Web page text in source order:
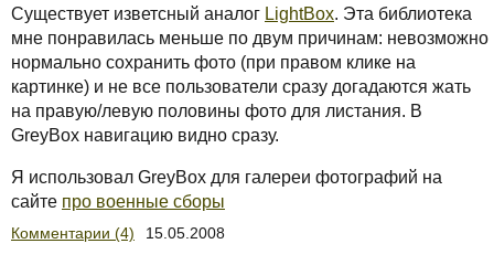
Существует изветсный аналог LightBox. Эта библиотека
мне понравилась меньше по двум причинам: невозможно
нормально сохранить фото (при правом клике на
картинке) и не все пользователи сразу догадаются жать
на правую/левую половины фото для листания. В
GreyBox навигацию видно сразу.
Я использовал GreyBox для галереи фотографий на
сайте про военные сборы
Комментарии (4) 15.05.2008